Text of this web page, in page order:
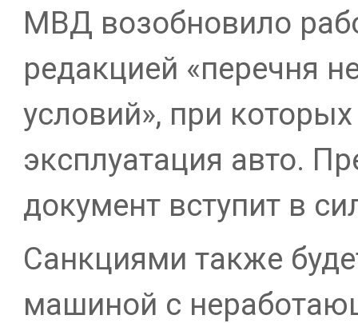
МВД возобновило
редакцией «перечня
условий», при
эксплуатация авто.
документ вступит в
Санкциями также
машиной с